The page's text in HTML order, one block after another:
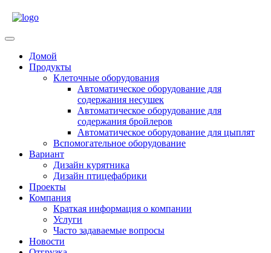
Open
Домой
Продукты
Клеточные оборудования
Автоматическое оборудование для
содержания несушек
Автоматическое оборудование для
содержания бройлеров
Автоматическое оборудование для цыплят
Вспомогательное оборудование
Вариант
Дизайн курятника
Дизайн птицефабрики
Проекты
Компания
Краткая информация о компании
Услуги
Часто задаваемые вопросы
Новости